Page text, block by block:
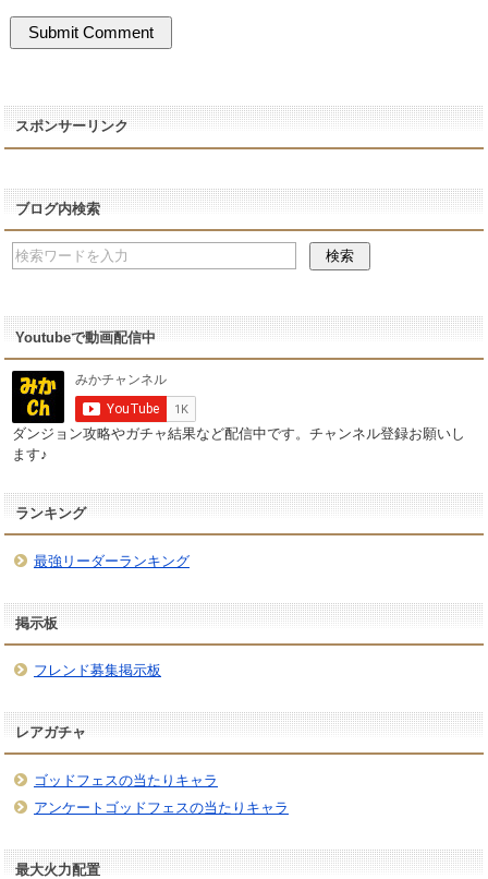
スポンサーリンク
ブログ内検索
Youtubeで動画配信中
ダンジョン攻略やガチャ結果など配信中です。チャンネル登録お願いし
ます♪
ランキング
最強リーダーランキング
掲示板
フレンド募集掲示板
レアガチャ
ゴッドフェスの当たりキャラ
アンケートゴッドフェスの当たりキャラ
最大火力配置